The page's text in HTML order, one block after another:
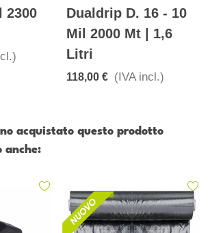
2300
Dualdrip D. 16 - 10
Mil 2000 Mt | 1,6
Litri
118,00 € (IVA incl.)
acquistato questo prodotto
anche: